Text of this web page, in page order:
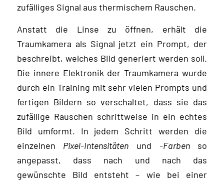
zufälliges Signal aus thermischem Rauschen.
Anstatt die Linse zu öffnen, erhält die
Traumkamera als Signal jetzt ein Prompt, der
beschreibt, welches Bild generiert werden soll.
Die innere Elektronik der Traumkamera wurde
durch ein Training mit sehr vielen Prompts und
fertigen Bildern so verschaltet, dass sie das
zufällige Rauschen schrittweise in ein echtes
Bild umformt. In jedem Schritt werden die
einzelnen Pixel-Intensitäten und -Farbenso
angepasst, dass nach und nach das
gewünschte Bild entsteht – wie bei einer